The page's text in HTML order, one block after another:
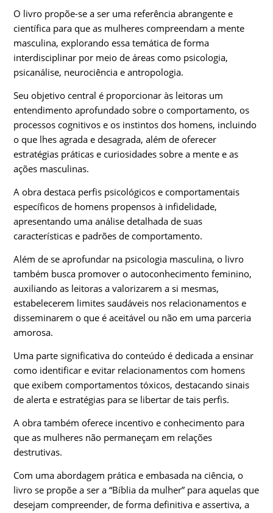
O livro propõe-se a ser uma referência abrangente e
científica para que as mulheres compreendam a mente
masculina, explorando essa temática de forma
interdisciplinar por meio de áreas como psicologia,
psicanálise, neurociência e antropologia.
Seu objetivo central é proporcionar às leitoras um
entendimento aprofundado sobre o comportamento, os
processos cognitivos e os instintos dos homens, incluindo
o que lhes agrada e desagrada, além de oferecer
estratégias práticas e curiosidades sobre a mente e as
ações masculinas.
A obra destaca perfis psicológicos e comportamentais
específicos de homens propensos à infidelidade,
apresentando uma análise detalhada de suas
características e padrões de comportamento.
Além de se aprofundar na psicologia masculina, o livro
também busca promover o autoconhecimento feminino,
auxiliando as leitoras a valorizarem a si mesmas,
estabelecerem limites saudáveis nos relacionamentos e
disseminarem o que é aceitável ou não em uma parceria
amorosa.
Uma parte significativa do conteúdo é dedicada a ensinar
como identificar e evitar relacionamentos com homens
que exibem comportamentos tóxicos, destacando sinais
de alerta e estratégias para se libertar de tais perfis.
A obra também oferece incentivo e conhecimento para
que as mulheres não permaneçam em relações
destrutivas.
Com uma abordagem prática e embasada na ciência, o
livro se propõe a ser a “Bíblia da mulher” para aquelas que
desejam compreender, de forma definitiva e assertiva, a